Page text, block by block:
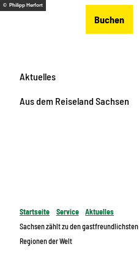
Z
Buchen
© Philipp Herfort
Aktuelles
Aus dem Reiseland Sachsen
Startseite Service
Aktuelles
Sachsen zählt zu den gastfreundlichsten
Regionen der Welt